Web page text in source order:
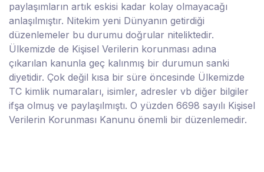
paylaşımların artık eskisi kadar kolay olmayacağı
anlaşılmıştır. Nitekim yeni Dünyanın getirdiği
düzenlemeler bu durumu doğrular niteliktedir.
Ülkemizde de Kişisel Verilerin korunması adına
çıkarılan kanunla geç kalınmış bir durumun sanki
diyetidir. Çok değil kısa bir süre öncesinde Ülkemizde
TC kimlik numaraları, isimler, adresler vb diğer bilgiler
ifşa olmuş ve paylaşılmıştı. O yüzden 6698 sayılı Kişisel
Verilerin Korunması Kanunu önemli bir düzenlemedir.